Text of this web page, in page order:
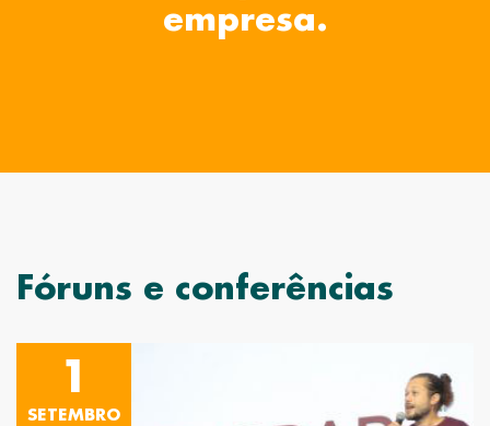
empresa.
Fóruns e conferências
1
SETEMBRO